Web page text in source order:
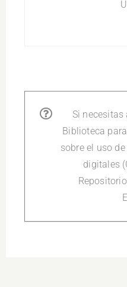
Si necesitas
Biblioteca
sobre el uso
digitales